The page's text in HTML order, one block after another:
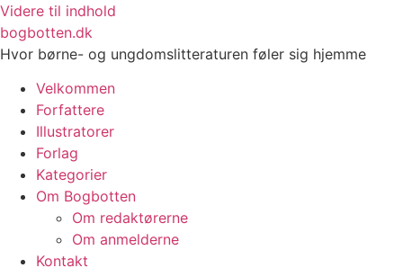
Videre til indhold
bogbotten.dk
Hvor børne- og ungdomslitteraturen føler sig hjemme
Velkommen
Forfattere
Illustratorer
Forlag
Kategorier
Om Bogbotten
Om redaktørerne
Om anmelderne
Kontakt